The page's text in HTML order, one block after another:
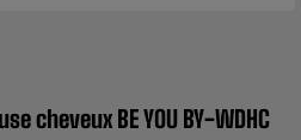
cheveux BE YOU BY-WDHC